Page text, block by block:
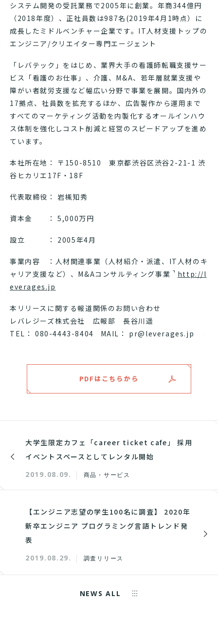
システム開発の受託業務で2005年に創業。年商344億円
（2018年度）、正社員数は987名(2019年4月1時点）に
成長したミドルベンチャー企業です。IT人材支援トップの
エンジニア/クリエイター専門エージェント
「レバテック」をはじめ、業界大手の看護師転職支援サー
ビス「看護のお仕事」、介護、M&A、若年層就業支援や
障がい者就労支援など幅広い分野で事業を展開。国内外の
17拠点、社員数を拡充するほか、広告製作から運用まで
すべてのマーケティング活動を内製化するオールインハウ
ス体制を強化しコスト削減と経営のスピードアップを進め
ています。
本社所在地： 〒150-8510 東京都渋谷区渋谷2-21-1 渋
谷ヒカリエ17F・18F
代表取締役： 岩槻知秀
資本金 ： 5,000万円
設立 ： 2005年4月
事業内容 ：人材関連事業（人材紹介・派遣、IT人材のキ
ャリア支援など）、M&Aコンサルティング事業
http://l
everages.jp
本リリースに関する報道関係のお問い合わせ
レバレジーズ株式会社 広報部 長谷川遥
TEL： 080-4443-8404 MAIL： pr@leverages.jp
PDFはこちらから
大学生限定カフェ「career ticket cafe」 採用
イベントスペースとしてレンタル開始
2019.08.09. 商品・サービス
【エンジニア志望の学生100名に調査】 2020年
新卒エンジニア プログラミング言語トレンド発
表
2019.08.29. 調査リリース
NEWS ALL